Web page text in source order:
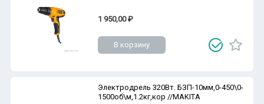
1 950,00 ₽
В корзину
Электродрель 320Вт. БЗП-10мм,0-450\0-
1500об\м,1.2кг,кор //MAKITA